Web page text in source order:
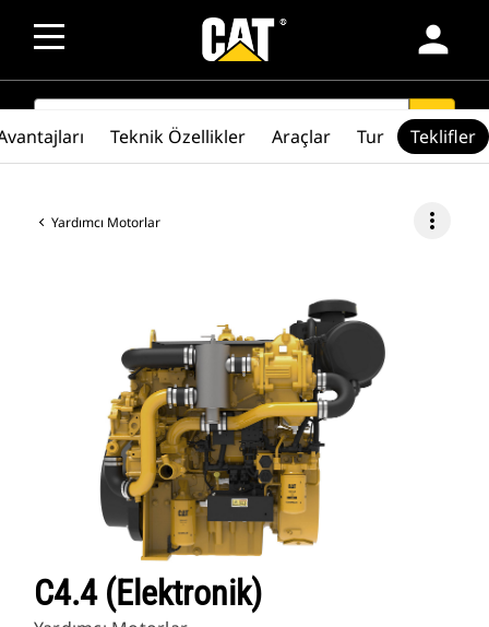
person
SEARCH search
Yardımcı Motorlar more_vert
C4.4 (Elektronik)
Teknik Özellikler Araçlar Tur Teklifler